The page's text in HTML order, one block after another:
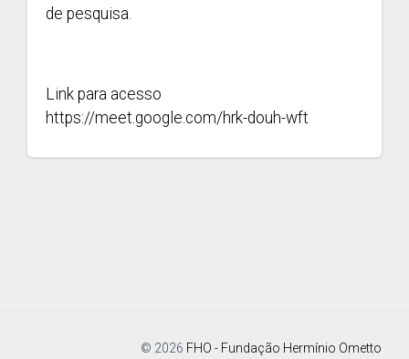
de pesquisa.
Link para acesso
https://meet.google.com/hrk-douh-wft
© 2026 FHO - Fundação Hermínio Ometto